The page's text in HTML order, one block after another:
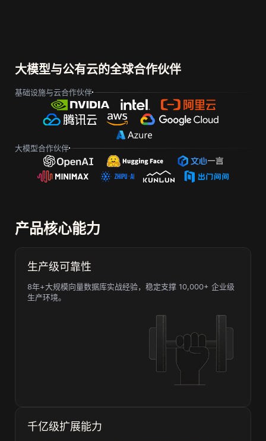
大模型与公有云的全球合作伙伴
基础设施与云合作伙伴
大模型合作伙伴
产品核心能力
生产级可靠性
8年+大规模向量数据库实战经验，稳定支撑 10,000+ 企业级
生产环境。
千亿级扩展能力